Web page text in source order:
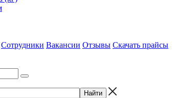
Сотрудники Вакансии Отзывы Скачать прайсы